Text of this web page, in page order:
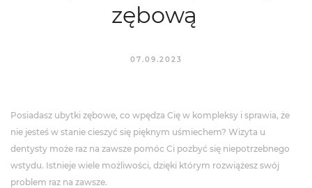
zębową
07.09.2023
Posiadasz ubytki zębowe, co wpędza Cię w kompleksy i sprawia, że
nie jesteś w stanie cieszyć się pięknym uśmiechem? Wizyta u
dentysty może raz na zawsze pomóc Ci pozbyć się niepotrzebnego
wstydu. Istnieje wiele możliwości, dzięki którym rozwiążesz swój
problem raz na zawsze.